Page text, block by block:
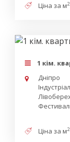
Ціна за м2
1 кім.
Дніпро
Ціна за м2